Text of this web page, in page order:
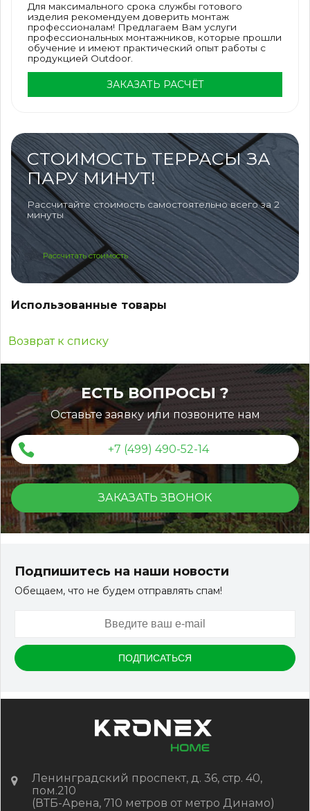
Для максимального срока службы готового
изделия рекомендуем доверить монтаж
профессионалам! Предлагаем Вам услуги
профессиональных монтажников, которые прошли
обучение и имеют практический опыт работы с
продукцией Outdoor.
ЗАКАЗАТЬ РАСЧЁТ
СТОИМОСТЬ ТЕРРАСЫ ЗА
ПАРУ МИНУТ!
Рассчитайте стоимость самостоятельно всего за 2
минуты
Рассчитать стоимость
Использованные товары
Возврат к списку
ЕСТЬ ВОПРОСЫ ?
Оставьте заявку или позвоните нам
+7 (499) 490-52-14
ЗАКАЗАТЬ ЗВОНОК
Подпишитесь на наши новости
Обещаем, что не будем отправлять спам!
Ленинградский проспект, д. 36, стр. 40,
пом.210
(ВТБ-Арена, 710 метров от метро Динамо)